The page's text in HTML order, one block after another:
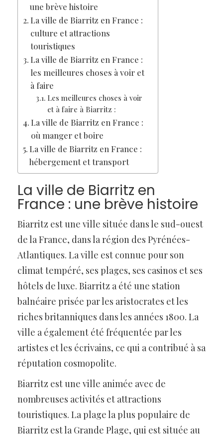
une brève histoire
La ville de Biarritz en France :
culture et attractions
touristiques
La ville de Biarritz en France :
les meilleures choses à voir et
à faire
Les meilleures choses à voir
et à faire à Biarritz :
La ville de Biarritz en France :
où manger et boire
La ville de Biarritz en France :
hébergement et transport
La ville de Biarritz en
France : une brève histoire
Biarritz est une ville située dans le sud-ouest
de la France, dans la région des Pyrénées-
Atlantiques. La ville est connue pour son
climat tempéré, ses plages, ses casinos et ses
hôtels de luxe. Biarritz a été une station
balnéaire prisée par les aristocrates et les
riches britanniques dans les années 1800. La
ville a également été fréquentée par les
artistes et les écrivains, ce qui a contribué à sa
réputation cosmopolite.
Biarritz est une ville animée avec de
nombreuses activités et attractions
touristiques. La plage la plus populaire de
Biarritz est la Grande Plage, qui est située au